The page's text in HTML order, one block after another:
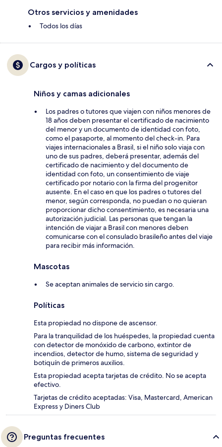
Otros servicios y amenidades
Todos los días
Cargos y políticas
Niños y camas adicionales
Los padres o tutores que viajen con niños menores de
18 años deben presentar el certificado de nacimiento
del menor y un documento de identidad con foto,
como el pasaporte, al momento del check-in. Para
viajes internacionales a Brasil, si el niño solo viaja con
uno de sus padres, deberá presentar, además del
certificado de nacimiento y del documento de
identidad con foto, un consentimiento de viaje
certificado por notario con la firma del progenitor
ausente. En el caso en que los padres o tutores del
menor, según corresponda, no puedan o no quieran
proporcionar dicho consentimiento, es necesaria una
autorización judicial. Las personas que tengan la
intención de viajar a Brasil con menores deben
comunicarse con el consulado brasileño antes del viaje
para recibir más información.
Mascotas
Se aceptan animales de servicio sin cargo.
Políticas
Esta propiedad no dispone de ascensor.
Para la tranquilidad de los huéspedes, la propiedad cuenta
con detector de monóxido de carbono, extintor de
incendios, detector de humo, sistema de seguridad y
botiquín de primeros auxilios.
Esta propiedad acepta tarjetas de crédito. No se acepta
efectivo.
Tarjetas de crédito aceptadas: Visa, Mastercard, American
Express y Diners Club
Preguntas frecuentes